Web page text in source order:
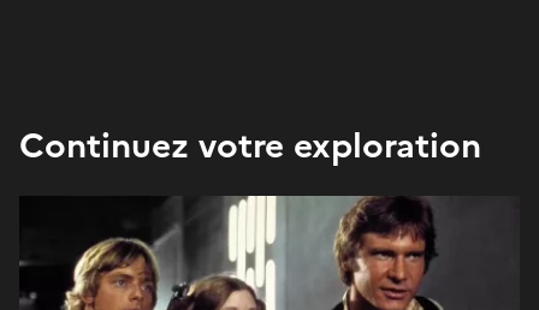
Continuez votre exploration